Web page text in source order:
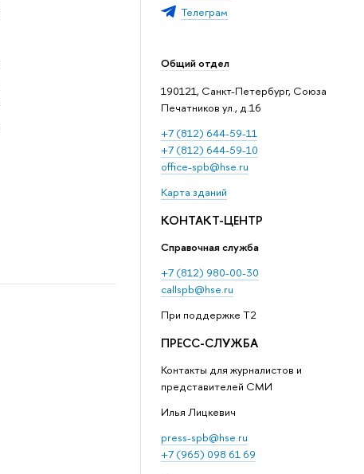
Телеграм
Общий отдел
190121, Санкт-Петербург, Союза
Печатников ул., д.16
+7 (812) 644-59-11
+7 (812) 644-59-10
office-spb@hse.ru
Карта зданий
КОНТАКТ-ЦЕНТР
Справочная служба
+7 (812) 980-00-30
callspb@hse.ru
При поддержке T2
ПРЕСС-СЛУЖБА
Контакты для журналистов и
представителей СМИ
Илья Лицкевич
press-spb@hse.ru
+7 (965) 098 61 69